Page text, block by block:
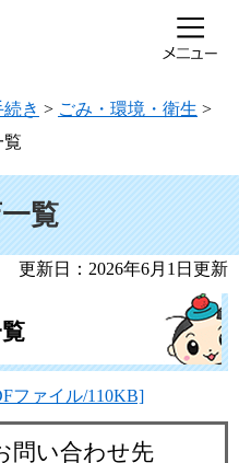
き > ごみ・環境・衛生 >
覧
覧
更新日：2026年6月1日更新
ファイル/110KB]
問い合わせ先